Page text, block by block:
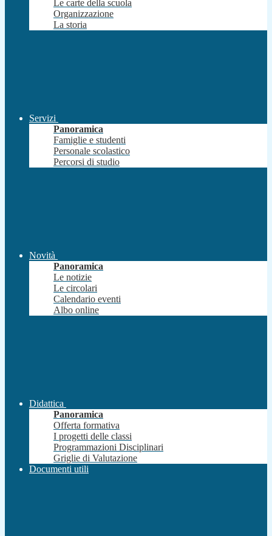
Le carte della scuola
Organizzazione
La storia
Servizi
Panoramica
Famiglie e studenti
Personale scolastico
Percorsi di studio
Novità
Panoramica
Le notizie
Le circolari
Calendario eventi
Albo online
Didattica
Panoramica
Offerta formativa
I progetti delle classi
Programmazioni Disciplinari
Griglie di Valutazione
Documenti utili